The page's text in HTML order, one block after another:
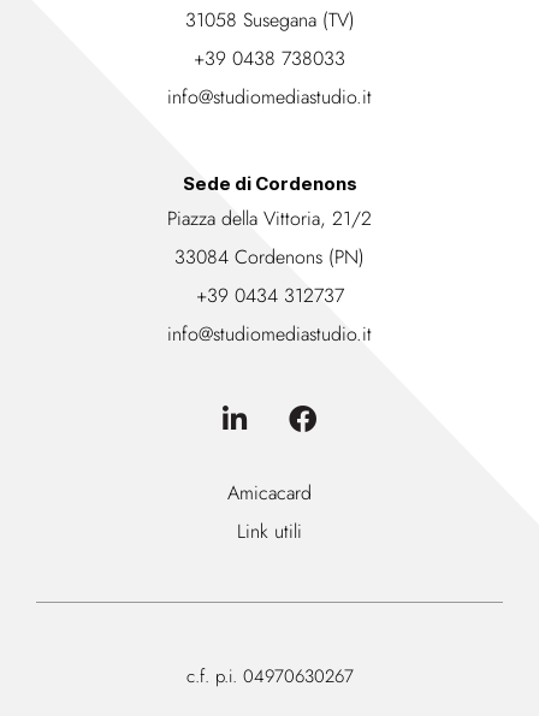
31058 Susegana (TV)
+39 0438 738033
info@studiomediastudio.it
Sede di Cordenons
Piazza della Vittoria, 21/2
33084 Cordenons (PN)
+39 0434 312737
info@studiomediastudio.it
Amicacard
Link utili
c.f. p.i. 04970630267